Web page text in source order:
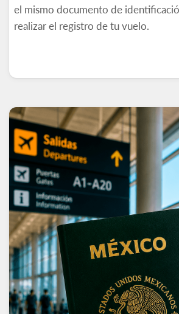
el mismo documento de
realizar el registro de tu vuelo.